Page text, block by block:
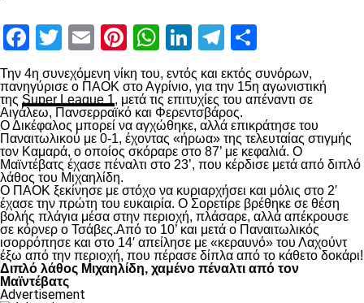
Facebook
Twitter
EmailPinterest
WhatsApp
LinkedIn
Telegram
Την 4η συνεχόμενη νίκη του, εντός και εκτός συνόρων,
πανηγύρισε ο ΠΑΟΚ στο Αγρίνιο, για την 15η αγωνιστική
της Super League 1, μετά τις επιτυχίες του απέναντι σε
Αιγάλεω, Πανσερραϊκό και Φερεντσβάρος.
Ο Δικέφαλος μπορεί να αγχώθηκε, αλλά επικράτησε του
Παναιτωλικού με 0-1, έχοντας «ήρωα» της τελευταίας στιγμής
τον Καμαρά, ο οποίος σκόραρε στο 87’ με κεφαλιά. Ο
Μαϊντέβατς έχασε πέναλτι στο 23’, που κέρδισε μετά από διπλό
λάθος του Μιχαηλίδη.
Ο ΠΑΟΚ ξεκίνησε με στόχο να κυριαρχήσει και μόλις στο 2′
έχασε την πρώτη του ευκαιρία. Ο Σορετίρε βρέθηκε σε θέση
βολής πλάγια μέσα στην περιοχή, πλάσαρε, αλλά απέκρουσε
σε κόρνερ ο Τσάβες.Από το 10’ και μετά ο Παναιτωλικός
ισορρόπησε και στο 14′ απείλησε με «κεραυνό» του Λαχούντ
έξω από την περιοχή, που πέρασε δίπλα από το κάθετο δοκάρι!
Διπλό λάθος Μιχαηλίδη, χαμένο πέναλτι από τον
Μαϊντέβατς
Advertisement